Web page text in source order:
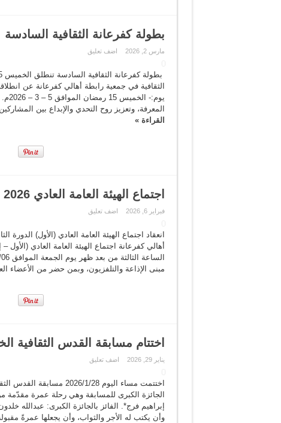
بطولة كفرعانة الثقافية السادسة
مارس 2, 2026 اضف تعليق
الثقافية في جمعية رابطة أهالي كفرعانة عن
المعرفة، وتعزيز روح التحدي والإبداع بين
القراءة »
اجتماع الهيئة العامة العادي 2026
فبراير 6, 2026 اضف تعليق
انعقاد اجتماع الهيئة العامة العادي (الأول)
أهالي كفرعانة اجتماع الهيئة العامة العادي (الأول
مبنى الإذاعة والتلفزيون، وبمن حضر من الأعضاء
اختتام مسابقة القدس الثقافية
يناير 29, 2026 اضف تعليق
اختتمت مساء اليوم 2026/
الجائزة الكبرى للمسابقة وهي رحلة عمرة مقدّمة
إبراهيم فرج*. الفائز بالجائزة الكبرى: عبدالله
وأن يكتب له الأجر والثواب، وأن يجعلها عمرةً